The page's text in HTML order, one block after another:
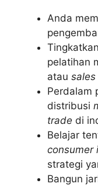
Anda
pelatihan
atau
Perdalam
distribusi
trade di
Belajar
consumer
strategi
Bangun